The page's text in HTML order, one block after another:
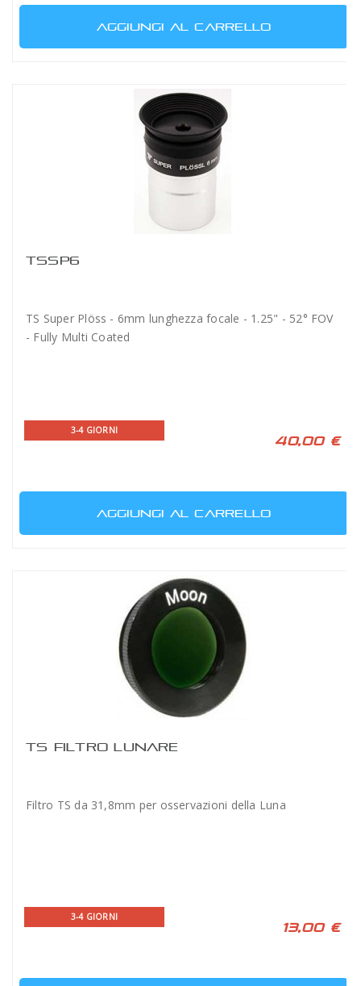
AGGIUNGI AL CARRELLO
TSSP6
TS Super Plöss - 6mm lunghezza focale - 1.25" - 52° FOV
- Fully Multi Coated
3-4 GIORNI
40,00 €
AGGIUNGI AL CARRELLO
TS FILTRO LUNARE
Filtro TS da 31,8mm per osservazioni della Luna
3-4 GIORNI
13,00 €